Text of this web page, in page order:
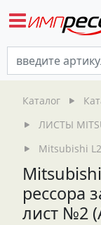
Каталог
ЛИСТЫ
Mitsubishi
рессора
лист №2